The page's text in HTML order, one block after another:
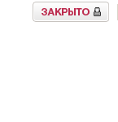
Закрыто